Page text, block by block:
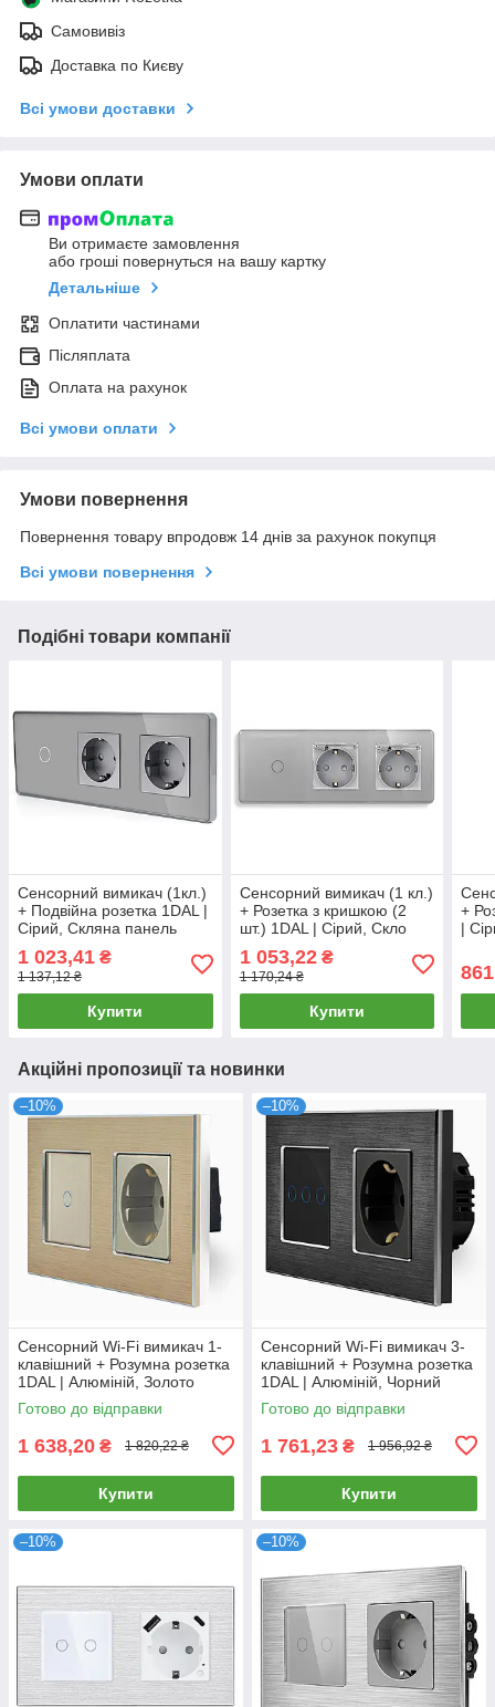
Самовивіз
Доставка по Києву
Всі умови доставки
Умови оплати
Ви отримаєте замовлення
або гроші повернуться на вашу картку
Детальніше
Оплатити частинами
Післяплата
Оплата на рахунок
Всі умови оплати
Умови повернення
Повернення товару впродовж 14 днів за рахунок покупця
Всі умови повернення
Подібні товари компанії
Сенсорний вимикач (1кл.)
+ Подвійна розетка 1DAL |
Сірий, Скляна панель
1 023,41 ₴
1 137,12 ₴
Купити
Сенсорний вимикач (1 кл.)
+ Розетка з кришкою (2
шт.) 1DAL | Сірий, Скло
STCRX2.GR)
1 053,22₴
1 170,24 ₴
Купити
+
|
Акційні пропозиції та новинки
–10%
Сенсорний Wi-Fi вимикач 1-
клавішний + Розумна розетка
1DAL | Алюміній, Золото
(A157-GSW1G.WF-ST.WF.GD)
Готово до відправки
1 638,20 ₴ 1 820,22 ₴
Купити
–10%
Сенсорний Wi-Fi вимикач 3-
клавішний + Розумна розетка
1DAL | Алюміній, Чорний
(A157-GSW3G.WF-ST.WF.BL)
Готово до відправки
1 761,23 ₴ 1 956,92 ₴
Купити
–10% –10%